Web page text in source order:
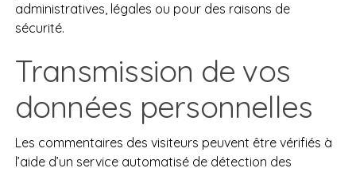
administratives, légales ou pour des raisons de
sécurité.
Transmission de vos
données personnelles
Les commentaires des visiteurs peuvent être vérifiés à
l’aide d’un service automatisé de détection des